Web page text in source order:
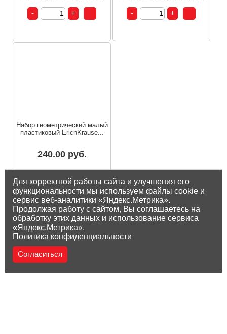
Набор геометрический малый
пластиковый ErichKrause...
240.00 руб.
Для корректной работы сайта и улучшения его
функциональности мы используем файлы cookie и
сервис веб-аналитики «Яндекс.Метрика».
Продолжая работу с сайтом, Вы соглашаетесь на
обработку этих данных и использование сервиса
«Яндекс.Метрика».
Политика конфиденциальности
Согласиться